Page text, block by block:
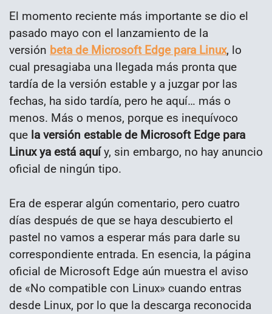
El momento reciente más importante se dio el
pasado mayo con el lanzamiento de la
versión beta de Microsoft Edge para Linux, lo
cual presagiaba una llegada más pronta que
tardía de la versión estable y a juzgar por las
fechas, ha sido tardía, pero he aquí… más o
menos. Más o menos, porque es inequívoco
que la versión estable de Microsoft Edge para
Linux ya está aquíy, sin embargo, no hay anuncio
oficial de ningún tipo.
Era de esperar algún comentario, pero cuatro
días después de que se haya descubierto el
pastel no vamos a esperar más para darle su
correspondiente entrada. En esencia, la página
oficial de Microsoft Edge aún muestra el aviso
de «No compatible con Linux» cuando entras
desde Linux, por lo que la descarga reconocida